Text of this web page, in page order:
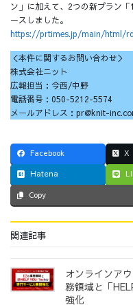
ン」に加えて、2つの新プラン
ースしました。
https://prtimes.jp/main/html/
＜本件に関するお問い合わせ＞
株式会社ニット
広報担当：今西/中野
電話番号：050-5212-5574
メールアドレス：pr@knit-
Facebook X
Hatena
Copy
関連記事
オンラインア
務領域と「
強化